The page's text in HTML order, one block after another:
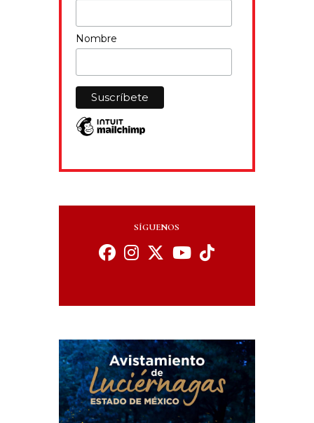
Nombre
SÍGUENOS